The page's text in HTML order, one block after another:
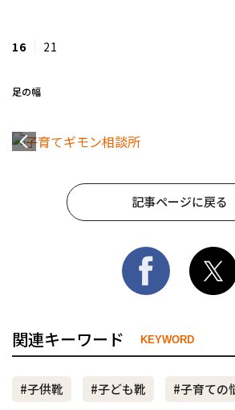
16 21
足の幅
記事ページに戻る
関連キーワード KEYWORD
#子供靴 #子ども靴
#子育ての